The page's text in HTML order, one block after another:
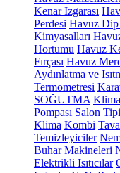
Kenar Izgarası
Perdesi Havuz Dip
Kimyasalları
Hortumu Havuz
Fırçası Havuz
Aydınlatma ve
Termometresi
SOĞUTMA Klima
Pompası Salon
Klima Kombi
Temizleyiciler
Buhar Makineleri
Elektrikli Isıtıcılar